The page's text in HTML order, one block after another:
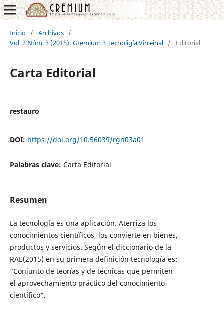
Inicio / Archivos /
Vol. 2 Núm. 3 (2015): Gremium 3 Tecnoligía Virreinal / Editorial
Carta Editorial
restauro
DOI: https://doi.org/10.56039/rgn03a01
Palabras clave: Carta Editorial
Resumen
La tecnología es una aplicación. Aterriza los
conocimientos científicos, los convierte en bienes,
productos y servicios. Según el diccionario de la
RAE(2015) en su primera definición tecnología es:
“Conjunto de teorías y de técnicas que permiten
el aprovechamiento práctico del conocimiento
científico”.